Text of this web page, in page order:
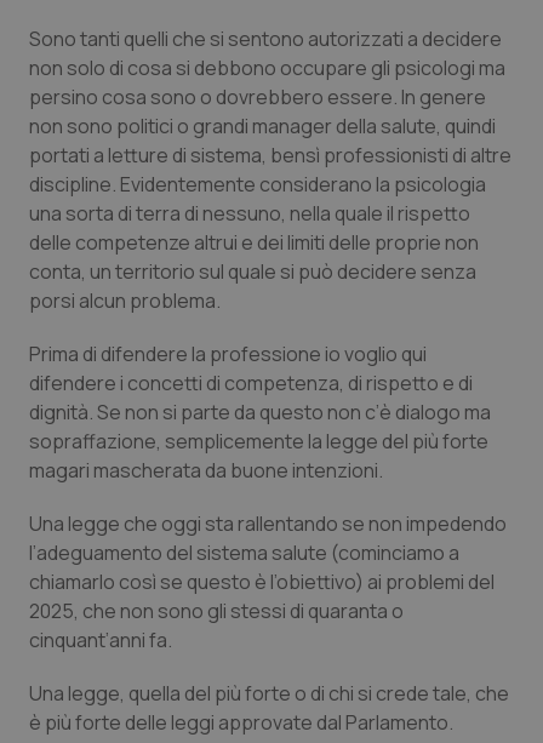
Quotidiano Oncologia
Quotidiano Pediatria
Rene & patologie urogenitali
Salute orale & impianti
Sangue & coagulazione
Tiroide
Tumore al seno
Tumore ovarico
Tumori del Polmone & Testa Collo
Tumori gastrointestinali
Vaccini
Sono tanti quelli che si sentono autorizzati a decidere
non solo di cosa si debbono occupare gli psicologi ma
persino cosa sono o dovrebbero essere. In genere
non sono politici o grandi manager della salute, quindi
portati a letture di sistema, bensì professionisti di altre
discipline. Evidentemente considerano la psicologia
una sorta di terra di nessuno, nella quale il rispetto
delle competenze altrui e dei limiti delle proprie non
conta, un territorio sul quale si può decidere senza
porsi alcun problema.
Prima di difendere la professione io voglio qui
difendere i concetti di competenza, di rispetto e di
dignità. Se non si parte da questo non c’è dialogo ma
sopraffazione, semplicemente la legge del più forte
magari mascherata da buone intenzioni.
Una legge che oggi sta rallentando se non impedendo
l’adeguamento del sistema salute (cominciamo a
chiamarlo così se questo è l’obiettivo) ai problemi del
2025, che non sono gli stessi di quaranta o
cinquant’anni fa.
Una legge, quella del più forte o di chi si crede tale, che
è più forte delle leggi approvate dal Parlamento.